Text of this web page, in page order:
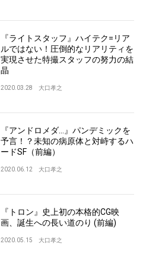
『ライトスタッフ』ハイテク=リア
ルではない！圧倒的なリアリティを
実現させた特撮スタッフの努力の結
晶
2020.03.28 大口孝之
『アンドロメダ...』パンデミックを
予言！？未知の病原体と対峙するハ
ードSF（前編）
2020.06.12 大口孝之
『トロン』史上初の本格的CG映
画、誕生への長い道のり (前編)
2020.05.15 大口孝之